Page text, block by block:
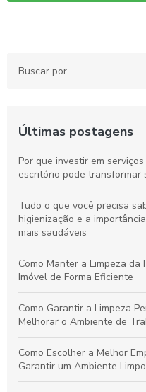
Últimas postagens
Por que investir em
escritório pode transformar
Tudo o que você precisa
higienização e a
mais saudáveis
Como Manter a Limpeza
Imóvel de Forma Eficiente
Como Garantir a Limpeza
Melhorar o Ambiente de
Como Escolher a Melhor
Garantir um Ambiente